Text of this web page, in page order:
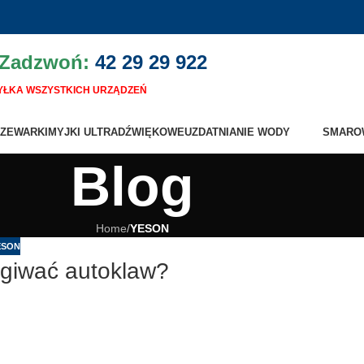
42 29 29 922
WSZYSTKICH URZĄDZEŃ
MYJKI ULTRADŹWIĘKOWEUZDATNIANIE WODY
Blog
Home/YESON
autoklaw?